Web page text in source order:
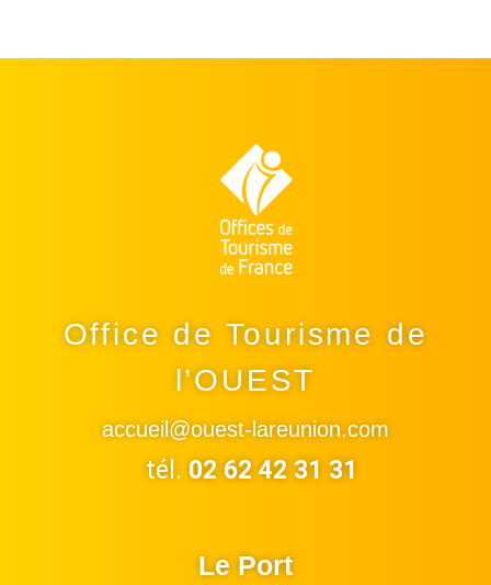
Office de Tourisme de
l’OUEST
accueil@ouest-lareunion.com
tél. 02 62 42 31 31
Le Port